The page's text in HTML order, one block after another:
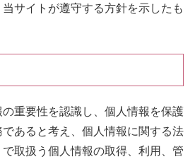
サイトが遵守する方針を示したも
重要性を認識し、個人情報を保護
あると考え、個人情報に関する法
取扱う個人情報の取得、利用、管